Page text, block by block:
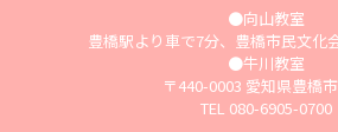
●向山教室
豊橋駅より車で7分、豊橋市民文化
●牛川教室
〒440-0003 愛知県豊橋
TEL 080-6905-0700